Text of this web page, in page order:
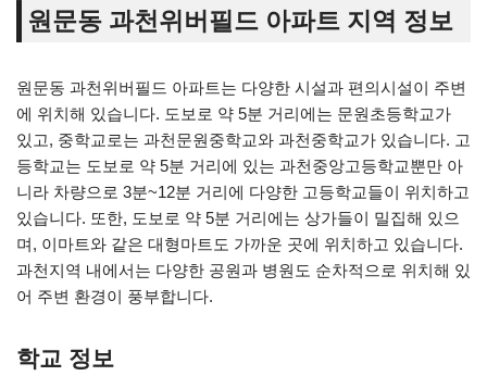
원문동 과천위버필드 아파트 지역 정보
원문동 과천위버필드 아파트는 다양한 시설과 편의시설이 주변
에 위치해 있습니다. 도보로 약 5분 거리에는 문원초등학교가
있고, 중학교로는 과천문원중학교와 과천중학교가 있습니다. 고
등학교는 도보로 약 5분 거리에 있는 과천중앙고등학교뿐만 아
니라 차량으로 3분~12분 거리에 다양한 고등학교들이 위치하고
있습니다. 또한, 도보로 약 5분 거리에는 상가들이 밀집해 있으
며, 이마트와 같은 대형마트도 가까운 곳에 위치하고 있습니다.
과천지역 내에서는 다양한 공원과 병원도 순차적으로 위치해 있
어 주변 환경이 풍부합니다.
학교 정보